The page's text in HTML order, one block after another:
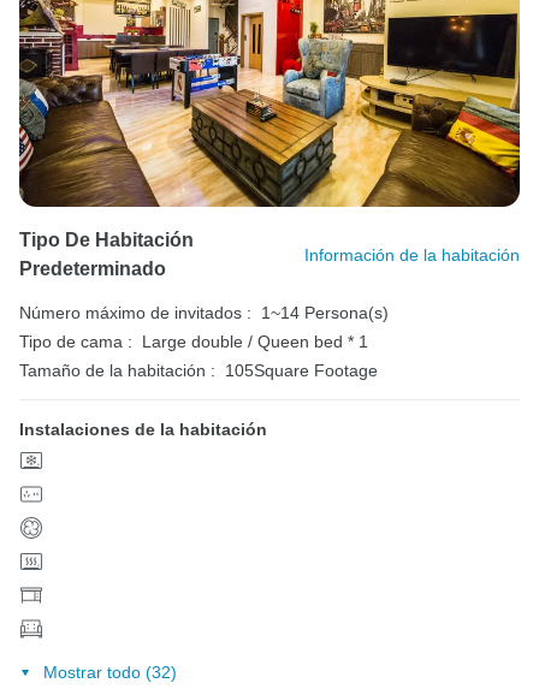
Tipo De Habitación
Predeterminado
Información de la habitación
Número máximo de invitados :
1~14 Persona(s)
Tipo de cama :
Large double / Queen bed * 1
Tamaño de la habitación :
105Square Footage
Instalaciones de la habitación
Mostrar todo (32)